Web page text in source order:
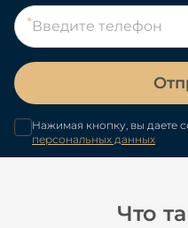
Нажимая кнопку, вы даете
персональных данных
Что